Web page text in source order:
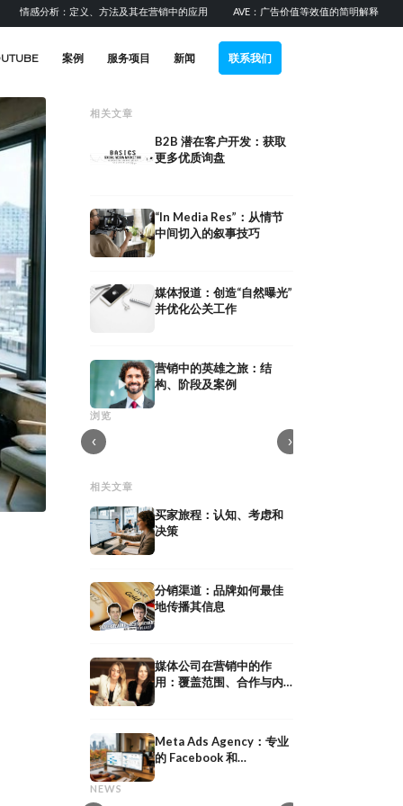
析：定义、方法及其在营销中的应用 AVE：广告价值等效值的简明解释 提升
案例 服务项目 新闻 联系我们
相关文章
B2B 潜在客户开发：获取
更多优质询盘
“In Media Res”：从情节
中间切入的叙事技巧
媒体报道：创造“自然曝光”
并优化公关工作
营销中的英雄之旅：结
构、阶段及案例
浏览
‹
艺术总监：在广告公司和制作
中的职责与角色
艺术总监：在广告公司和制作中的职责与
›
相关文章
买家旅程：认知、考虑和
决策
分销渠道：品牌如何最佳
地传播其信息
媒体公司在营销中的作
用：覆盖范围、合作与内
Meta Ads Agency：专业
的 Facebook 和
NEWS
共享媒体：定义、意义及在
共享媒体：定义、意义及在 PESO 模型中